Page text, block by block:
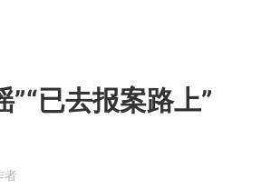
已去报案路上”
者